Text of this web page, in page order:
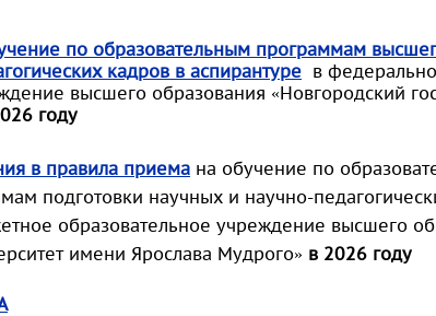
по образовательным программам
кадров в аспирантуре в
высшего образования «Новгородский
году
в правила приема на обучение по
подготовки научных и научно-
образовательное учреждение высшего
имени Ярослава Мудрого» в 2026 году